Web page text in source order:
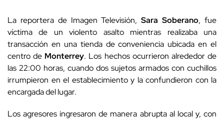
La reportera de Imagen Televisión,Sara Soberano, fue
víctima de un violento asalto mientras realizaba una
transacción en una tienda de conveniencia ubicada en el
centro de Monterrey. Los hechos ocurrieron alrededor de
las 22:00 horas, cuando dos sujetos armados con cuchillos
irrumpieron en el establecimiento y la confundieron con la
encargada del lugar.
Los agresores ingresaron de manera abrupta al local y, con